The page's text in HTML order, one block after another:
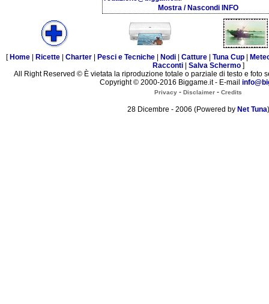
Mostra / Nascondi INFO
[ Home Ricette Charter Pesci e Tecniche Nodi Catture Tuna Cup
Racconti| Salva Schermo]
All Right Reserved © È vietata la riproduzione totale o parziale di testo e foto
Copyright © 2000-2016 Biggame.it - E-mail
Privacy - Disclaimer - Credits
28 Dicembre - 2006 (Powered by Net Tuna)